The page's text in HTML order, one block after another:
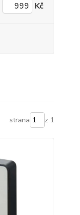
Kč
strana z 1